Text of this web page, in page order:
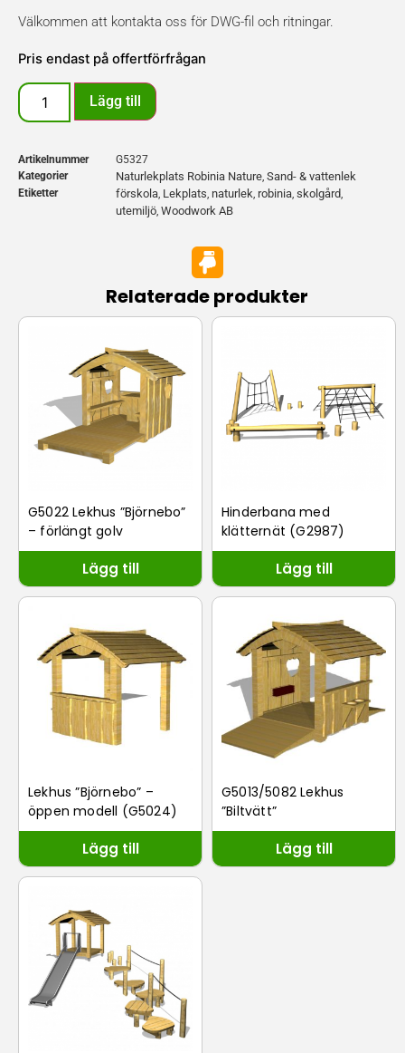
Välkommen att kontakta oss för DWG-fil och ritningar.
Pris endast på offertförfrågan
Lägg till
Artikelnummer
G5327
Kategorier
Naturlekplats Robinia Nature Sand- & vattenlek
Etiketter förskola Lekplats naturlek robinia skolgård
utemiljö Woodwork AB
Relaterade produkter
G5022 Lekhus ”Björnebo”
– förlängt golv
Lägg till
Hinderbana med
klätternät (G2987)
Lägg till
Lekhus ”Björnebo” –
öppen modell (G5024)
Lägg till
G5013/5082 Lekhus
”Biltvätt”
Lägg till